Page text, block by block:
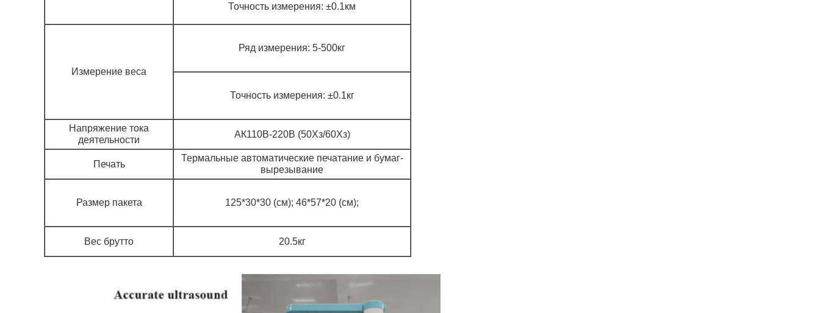
Точность измерения: ±0.1км
Измерение веса
Ряд измерения: 5-500кг
Точность измерения: ±0.1кг
Напряжение тока
деятельности
АК110В-220В (50Хз/60Хз)
Печать
Термальные автоматические печатание и бумаг-
вырезывание
Размер пакета 125*30*30 (см); 46*57*20 (см);
Вес брутто 20.5кг